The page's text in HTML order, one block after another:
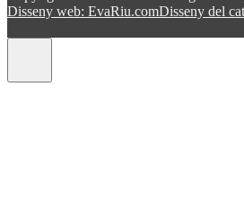
Disseny web: EvaRiu.comDisseny del